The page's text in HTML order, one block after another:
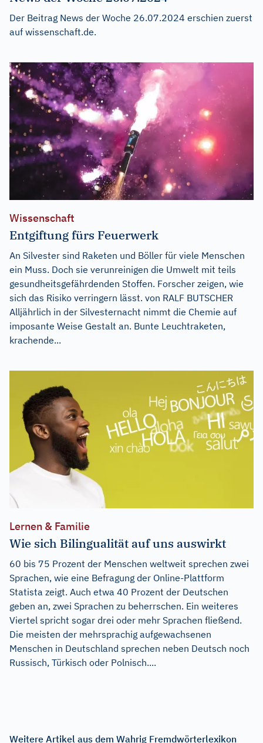
Der Beitrag News der Woche 26.07.2024 erschien zuerst
auf wissenschaft.de.
Wissenschaft
Entgiftung fürs Feuerwerk
An Silvester sind Raketen und Böller für viele Menschen
ein Muss. Doch sie verunreinigen die Umwelt mit teils
gesundheitsgefährdenden Stoffen. Forscher zeigen, wie
sich das Risiko verringern lässt. von RALF BUTSCHER
Alljährlich in der Silvesternacht nimmt die Chemie auf
imposante Weise Gestalt an. Bunte Leuchtraketen,
krachende...
Lernen & Familie
Wie sich Bilingualität auf uns auswirkt
60 bis 75 Prozent der Menschen weltweit sprechen zwei
Sprachen, wie eine Befragung der Online-Plattform
Statista zeigt. Auch etwa 40 Prozent der Deutschen
geben an, zwei Sprachen zu beherrschen. Ein weiteres
Viertel spricht sogar drei oder mehr Sprachen fließend.
Die meisten der mehrsprachig aufgewachsenen
Menschen in Deutschland sprechen neben Deutsch noch
Russisch, Türkisch oder Polnisch....
Weitere Artikel aus dem Wahrig Fremdwörterlexikon